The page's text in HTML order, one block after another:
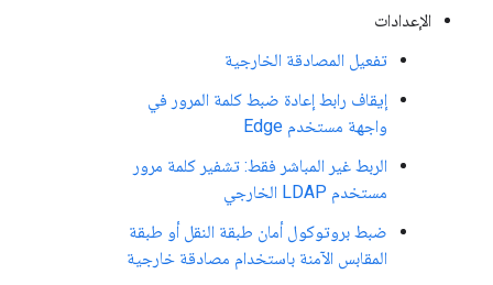
الإعدادات
تفعيل المصادقة الخارجية
إيقاف رابط إعادة ضبط كلمة المرور في
واجهة مستخدم Edge
الربط غير المباشر فقط: تشفير كلمة مرور
مستخدم LDAP الخارجي
ضبط بروتوكول أمان طبقة النقل أو طبقة
المقابس الآمنة باستخدام مصادقة خارجية